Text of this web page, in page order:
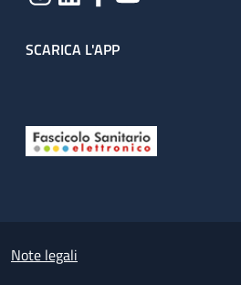
SCARICA L'APP
Small prints
Note legali